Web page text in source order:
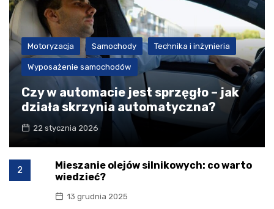
Motoryzacja Samochody Technika i inżynieria
Wyposażenie samochodów
Czy w automacie jest sprzęgło – jak
działa skrzynia automatyczna?
22 stycznia 2026
2
Mieszanie olejów silnikowych: co warto
wiedzieć?
13 grudnia 2025